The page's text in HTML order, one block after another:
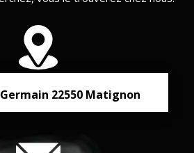
22550 Matignon